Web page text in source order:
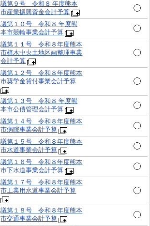
議第９号 令和８ 年度熊本
市産業振興資金会計予算
議第１０号 令和８ 年度熊
本市競輪事業会計予算
議第１１号 令和８年度熊本
市植木中央土地区画整理事業
会計予算
議第１２号 令和８年度熊本
市奨学金貸付事業会計予算
議第１３号 令和８ 年度熊
本市公債管理会計予算
議第１４号 令和８年度熊本
市病院事業会計予算
議第１５号 令和８年度熊本
市水道事業会計予算
議第１６号 令和８年度熊本
市下水道事業会計予算
議第１７号 令和８年度熊本
市工業用水道事業会計予算
議第１８号 令和８年度熊本
市交通事業会計予算